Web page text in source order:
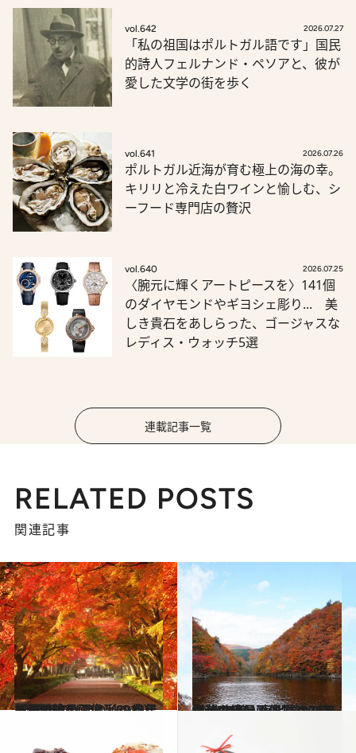
vol.642 2026.07.27
「私の祖国はポルトガル語です」国民
的詩人フェルナンド・ペソアと、彼が
愛した文学の街を歩く
vol.641 2026.07.26
ポルトガル近海が育む極上の海の幸。
キリリと冷えた白ワインと愉しむ、シ
ーフード専門店の贅沢
vol.640 2026.07.25
〈腕元に輝くアートピースを〉141個
のダイヤモンドやギヨシェ彫り... 美
しき貴石をあしらった、ゴージャスな
レディス・ウォッチ5選
連載記事一覧
RELATED POSTS
関連記事
2023.10.7
【秋の絶景画像】2023年版 関東エリアの秋の絶景＆風物詩の画像（69点）
旅＆お出かけ 2023.10.12
【秋の絶景画像】2023年版 北海道・東北篇エリアの秋の絶景＆風物詩の画像（70点）
旅＆お出かけ